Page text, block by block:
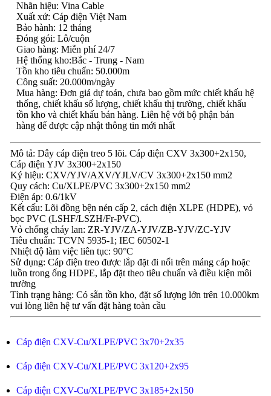
Nhãn hiệu: Vina Cable
Xuất xứ: Cáp điện Việt Nam
Bảo hành: 12 tháng
Đóng gói: Lô/cuộn
Giao hàng: Miễn phí 24/7
Hệ thống kho:Bắc - Trung - Nam
Tồn kho tiêu chuẩn: 50.000m
Công suất: 20.000m/ngày
Mua hàng: Đơn giá dự toán, chưa bao gồm mức chiết khấu hệ
thống, chiết khấu số lượng, chiết khấu thị trường, chiết khấu
tồn kho và chiết khấu bán hàng. Liên hệ với bộ phận bán
hàng để được cập nhật thông tin mới nhất
Mô tả: Dây cáp điện treo 5 lõi. Cáp điện CXV 3x300+2x150,
Cáp điện YJV 3x300+2x150
Ký hiệu: CXV/YJV/AXV/YJLV/CV 3x300+2x150 mm2
Quy cách: Cu/XLPE/PVC 3x300+2x150 mm2
Điện áp: 0.6/1kV
Kết cấu: Lõi đồng bện nén cấp 2, cách điện XLPE (HDPE), vỏ
bọc PVC (LSHF/LSZH/Fr-PVC).
Vỏ chống cháy lan: ZR-YJV/ZA-YJV/ZB-YJV/ZC-YJV
Tiêu chuẩn: TCVN 5935-1; IEC 60502-1
Nhiệt độ làm việc liên tục: 90°C
Sử dụng: Cáp điện treo được lắp đặt đi nổi trên máng cáp hoặc
luồn trong ống HDPE, lắp đặt theo tiêu chuẩn và điều kiện môi
trường
Tình trạng hàng: Có sẵn tồn kho, đặt số lượng lớn trên 10.000km
vui lòng liên hệ tư vấn đặt hàng toàn cầu
Cáp điện CXV-Cu/XLPE/PVC 3x70+2x35
Cáp điện CXV-Cu/XLPE/PVC 3x120+2x95
Cáp điện CXV-Cu/XLPE/PVC 3x185+2x150